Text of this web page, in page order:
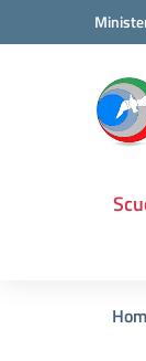
Vai ai contenuti
Vai al menu di